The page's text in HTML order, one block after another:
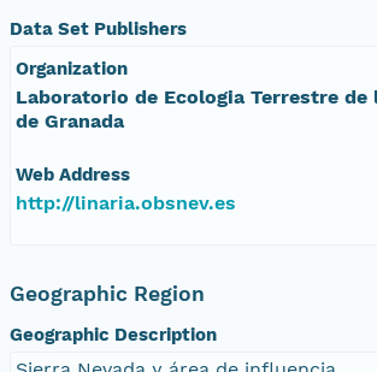
Data Set Publishers
Organization
Laboratorio de Ecologia Terrestre de
de Granada
Web Address
http://linaria.obsnev.es
Geographic Region
Geographic Description